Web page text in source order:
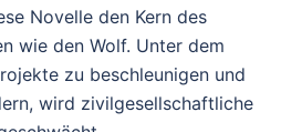
Novelle den Kern des
wie den Wolf. Unter dem
zu beschleunigen und
wird zivilgesellschaftliche